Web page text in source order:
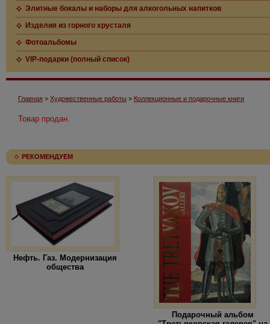
Элитные бокалы и наборы для алкогольных напитков
Изделия из горного хрусталя
Фотоальбомы
VIP-подарки (полный список)
Главная > Художественные работы > Коллекционные и подарочные книги
Товар продан.
РЕКОМЕНДУЕМ
Нефть. Газ. Модернизация
общества
Подарочный альбом